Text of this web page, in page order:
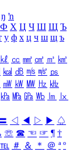
ŋ ŉ
Ф Х Ц Ч Ш Щ Ъ
у ф х ц ч ш щ ъ
㎘ ㏄ ㎣ ㎤ ㎥ ㎦
㎉ ㏈ ㎧ ㎨ ㎰
㎽ ㎾ ㎿ ㎐ ㎑
㎪ ㎫ ㎬ ㏝ ㏐
㏓
〓 ◁ ◀ ▷ ▶ ♤
☏ ☎ ☜ ☞ ¶ †
℡ ＃ ＆ ＊ ＠ ª º